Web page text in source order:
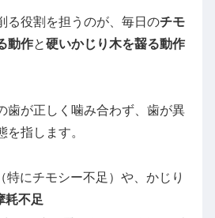
る役割を担うのが、毎日のチモ
動作と硬いかじり木を齧る動作
歯が正しく噛み合わず、歯が異
指します。
特にチモシー不足）や、かじり
耗不足